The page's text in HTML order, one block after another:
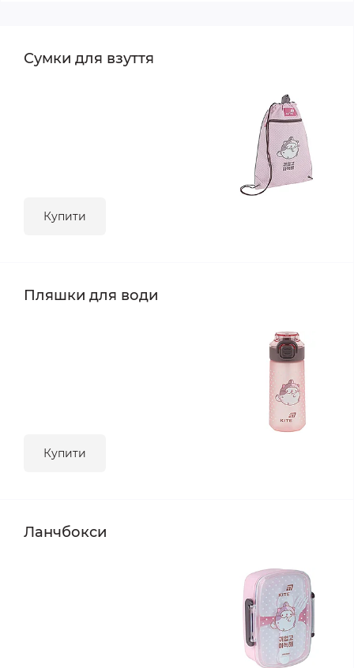
Сумки для взуття
Купити
Пляшки для води
Купити
Ланчбокси